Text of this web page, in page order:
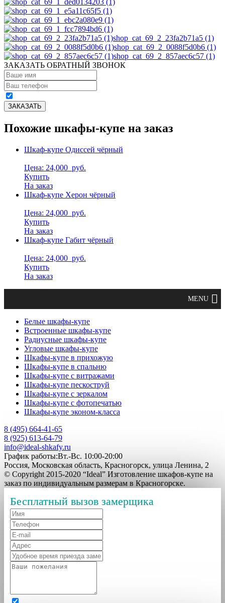
shop_cat_69_2_23fa2b71a5 (1)
shop_cat_69_2_0088f5d0b6 (1)
shop_cat_69_2_857aec6c57 (1)
ЗАКАЗАТЬ ОБРАТНЫЙ ЗВОНОК
Похожие шкафы-купе на заказ
Шкаф-купе Одиссей чёрный
Цена: 24,000 руб.
Купить
На заказ
Шкаф-купе Херон чёрный
Цена: 24,000 руб.
Купить
На заказ
Шкаф-купе Габит чёрный
Цена: 24,000 руб.
Купить
На заказ
Белые шкафы-купе
Встроенные шкафы-купе
Радиусные шкафы-купе
Угловые шкафы-купе
Шкафы-купе в прихожую
Шкафы-купе в спальню
Шкафы-купе с витражами
Шкафы-купе пескоструй
Шкафы-купе с зеркалом
Шкафы-купе с фотопечатью
Шкафы-купе эконом-класса
8 (495) 664-41-65
8 (925) 613-64-79
info@ideal-shkafy.ru
График работы:Вт.-Вс. 10:00-20:00
Россия, Московская область, Красногорск, улица Ленина, 2
© Copyright 2015-2020 “Ideal” Изготовление шкафов-купе на
заказ по индивидуальным размерам в Красногорске.
Бесплатный вызов замерщика